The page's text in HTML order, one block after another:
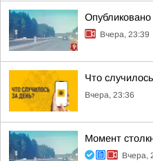
Вчера, 23:39
Что
Вчера, 23:36
Момент
Вчера,